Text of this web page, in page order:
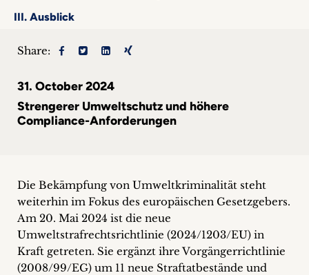
&
Podcasts
Team
Press
inquiries
Contact
III. Ausblick
Share:
31. October 2024
Strengerer Umweltschutz und höhere
Compliance-Anforderungen
Die Bekämpfung von Umweltkriminalität steht
weiterhin im Fokus des europäischen Gesetzgebers.
Am 20. Mai 2024 ist die neue
Umweltstrafrechtsrichtlinie (2024/1203/EU) in
Kraft getreten. Sie ergänzt ihre Vorgängerrichtlinie
(2008/99/EG) um 11 neue Straftatbestände und